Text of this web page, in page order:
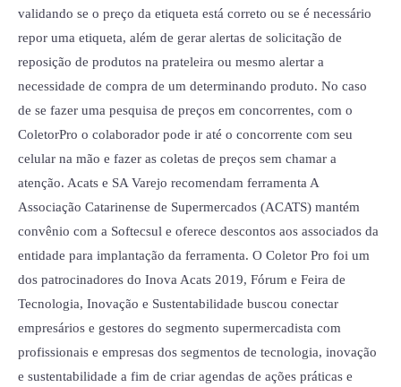
validando se o preço da etiqueta está correto ou se é necessário
repor uma etiqueta, além de gerar alertas de solicitação de
reposição de produtos na prateleira ou mesmo alertar a
necessidade de compra de um determinando produto. No caso
de se fazer uma pesquisa de preços em concorrentes, com o
ColetorPro o colaborador pode ir até o concorrente com seu
celular na mão e fazer as coletas de preços sem chamar a
atenção. Acats e SA Varejo recomendam ferramenta A
Associação Catarinense de Supermercados (ACATS) mantém
convênio com a Softecsul e oferece descontos aos associados da
entidade para implantação da ferramenta. O Coletor Pro foi um
dos patrocinadores do Inova Acats 2019, Fórum e Feira de
Tecnologia, Inovação e Sustentabilidade buscou conectar
empresários e gestores do segmento supermercadista com
profissionais e empresas dos segmentos de tecnologia, inovação
e sustentabilidade a fim de criar agendas de ações práticas e